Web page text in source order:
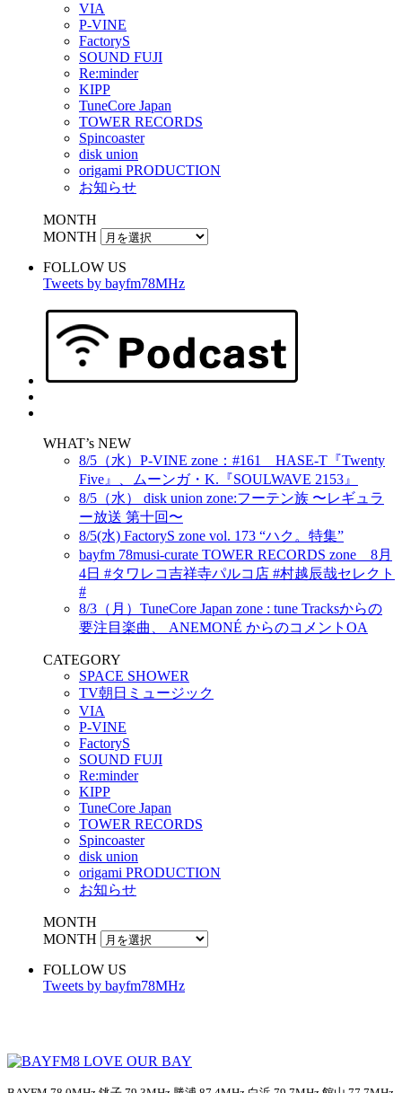
VIA
P-VINE
FactoryS
SOUND FUJI
Re:minder
KIPP
TuneCore Japan
TOWER RECORDS
Spincoaster
disk union
origami PRODUCTION
お知らせ
MONTH
MONTH
FOLLOW US
Tweets by bayfm78MHz
WHAT’s NEW
8/5（水）P-VINE zone：#161 HASE-T『Twenty
Five』、ムーンガ・K.『SOULWAVE 2153』
8/5（水） disk union zone:フーテン族 〜レギュラ
ー放送 第十回〜
8/5(水) FactoryS zone vol. 173 “ハク。特集”
bayfm 78musi-curate TOWER RECORDS zone 8月
4日 #タワレコ吉祥寺パルコ店 #村越辰哉セレクト
#
8/3（月）TuneCore Japan zone : tune Tracksからの
要注目楽曲、 ANEMONÉ からのコメントOA
CATEGORY
SPACE SHOWER
TV朝日ミュージック
VIA
P-VINE
FactoryS
SOUND FUJI
Re:minder
KIPP
TuneCore Japan
TOWER RECORDS
Spincoaster
disk union
origami PRODUCTION
お知らせ
MONTH
MONTH
FOLLOW US
Tweets by bayfm78MHz